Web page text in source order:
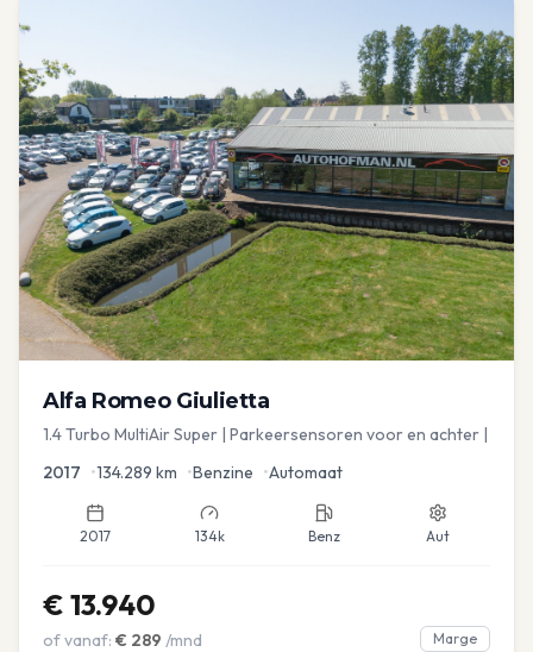
Alfa Romeo Giulietta
1.4 Turbo MultiAir Super | Parkeersensoren voor en achter |
2017 •134.289 km •Benzine •Automaat
2017 134k Benz Aut
€ 13.940
of vanaf: € 289 /mnd Marge